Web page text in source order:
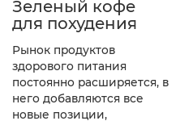
Зеленый кофе
для похудения
Рынок продуктов
здорового питания
постоянно расширяется, в
него добавляются все
новые позиции,